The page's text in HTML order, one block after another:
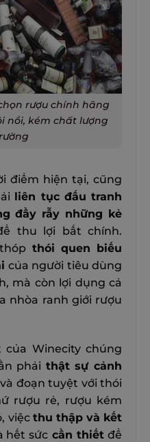
rượu chính hãng
nổi, kém chất lượng
điểm hiện tại, cũng
liên tục đấu tranh
đầy rẫy những kẻ
thu lợi bất chính.
thói quen biếu
của người tiêu dùng
mà còn lợi dụng cả
nhòa ranh giới rượu
Winecity chúng
phải thật sự cảnh
đoạn tuyệt với thói
rượu rẻ, rượu kém
việc thu thập và kết
hết sức cần thiết để